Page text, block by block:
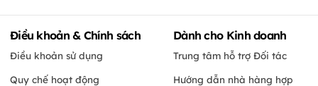
Điều khoản & Chính sách
Điều khoản sử dụng
Quy chế hoạt động
Dành cho Kinh doanh
Trung tâm hỗ trợ Đối tác
Hướng dẫn nhà hàng hợp